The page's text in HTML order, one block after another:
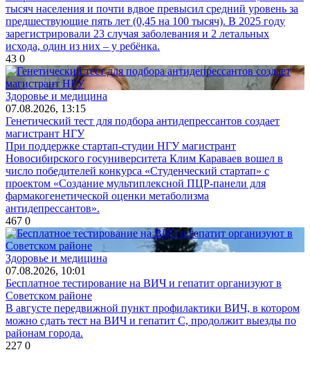
тысяч населения и почти вдвое превысил средний уровень за
предшествующие пять лет (0,45 на 100 тысяч). В 2025 году
зарегистрировали 23 случая заболевания и 2 летальных
исхода, один из них – у ребёнка.
43 0
Здоровье и медицина
07.08.2026, 13:15
Генетический тест для подбора антидепрессантов создает
магистрант НГУ
При поддержке стартап-студии НГУ магистрант
Новосибирского госуниверситета Клим Караваев вошел в
число победителей конкурса «Студенческий стартап» с
проектом «Создание мультиплексной ПЦР-панели для
фармакогенетической оценки метаболизма
антидепрессантов».
467 0
Здоровье и медицина
07.08.2026, 10:01
Бесплатное тестирование на ВИЧ и гепатит организуют в
Советском районе
В августе передвижной пункт профилактики ВИЧ, в котором
можно сдать тест на ВИЧ и гепатит С, продолжит выезды по
районам города.
227 0